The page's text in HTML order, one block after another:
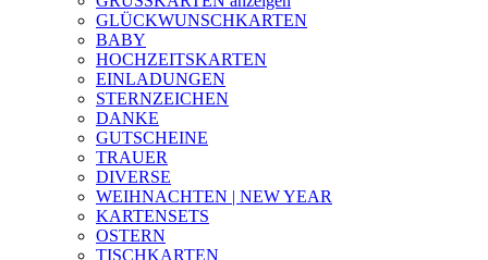
GLÜCKWUNSCHKARTEN
BABY
HOCHZEITSKARTEN
EINLADUNGEN
STERNZEICHEN
DANKE
GUTSCHEINE
TRAUER
DIVERSE
WEIHNACHTEN | NEW YEAR
KARTENSETS
OSTERN
TISCHKARTEN